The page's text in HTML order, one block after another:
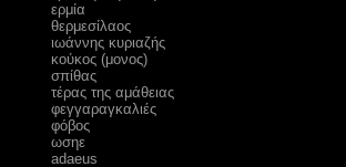
ερμία
θερμεσίλαος
ιωάννης κυριαζής
κούκος (μονος)
σπίθας
τέρας της αμάθειας
φεγγαραγκαλιές
φόβος
ωσηε
adaeus